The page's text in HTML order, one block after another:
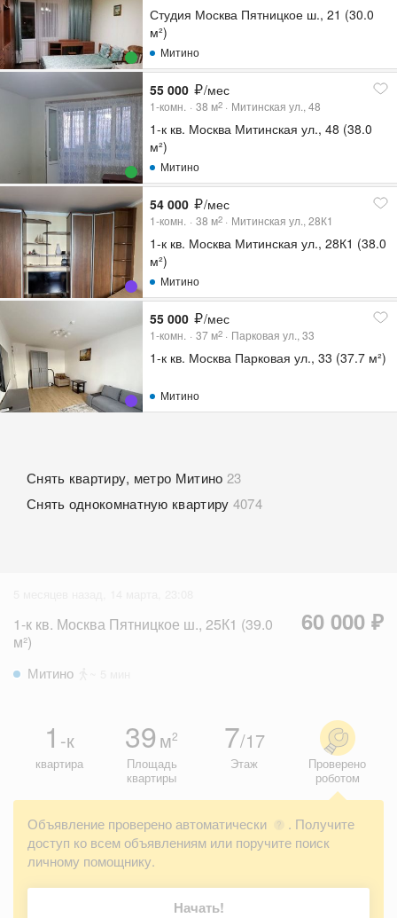
Студия Москва Пятницкое ш., 21 (30.0
м²)
Митино
55 000 /мес
1-комн. 38 м2 Митинская ул., 48
1-к кв. Москва Митинская ул., 48 (38.0
м²)
Митино
54 000 /мес
1-комн. 38 м2 Митинская ул., 28К1
1-к кв. Москва Митинская ул., 28К1 (38.0
м²)
Митино
55 000 /мес
1-комн. 37 м2 Парковая ул., 33
1-к кв. Москва Парковая ул., 33 (37.7 м²)
Митино
Снять квартиру, метро Митино 23
Снять однокомнатную квартиру 4074
1-к кв. Москва Пятницкое ш., 25К1 (39.0
м²)
60 000 ₽
Митино
1 -к
квартира
39 м2
Площадь
квартиры
7/17
Этаж
Проверено
роботом
Объявление проверено автоматически ?
. Получите
доступ ко всем объявлениям или поручите поиск
личному помощнику.
Начать!